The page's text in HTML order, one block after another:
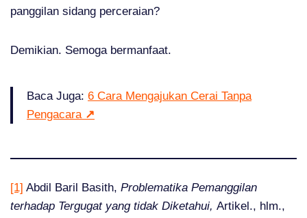
panggilan sidang perceraian?
Demikian. Semoga bermanfaat.
Baca Juga: 6 Cara Mengajukan Cerai Tanpa
Pengacara ↗
[1] Abdil Baril Basith, Problematika Pemanggilan
terhadap Tergugat yang tidak Diketahui, Artikel., hlm.,